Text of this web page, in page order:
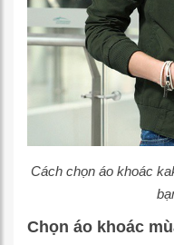
Cách chọn áo khoác
Chọn áo khoác